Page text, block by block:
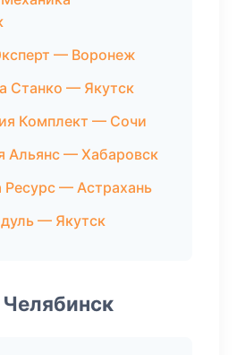
— Воронеж
Станко — Якутск
Комплект — Сочи
Альянс — Хабаровск
— Астрахань
— Якутск